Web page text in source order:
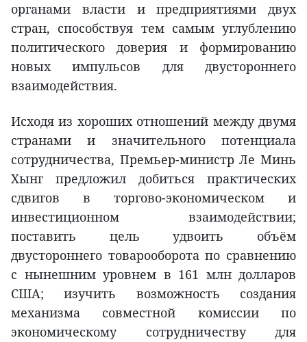
органами власти и предприятиями двух
стран, способствуя тем самым углублению
политического доверия и формированию
новых импульсов для двустороннего
взаимодействия.
Исходя из хороших отношений между двумя
странами и значительного потенциала
сотрудничества, Премьер-министр Ле Минь
Хынг предложил добиться практических
сдвигов в торгово-экономическом и
инвестиционном взаимодействии;
поставить цель удвоить объём
двустороннего товарооборота по сравнению
с нынешним уровнем в 161 млн долларов
США; изучить возможность создания
механизма совместной комиссии по
экономическому сотрудничеству для